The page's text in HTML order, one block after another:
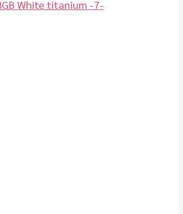
White titanium -7-